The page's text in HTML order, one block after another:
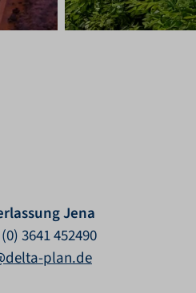
Jena
3641 452490
plan.de